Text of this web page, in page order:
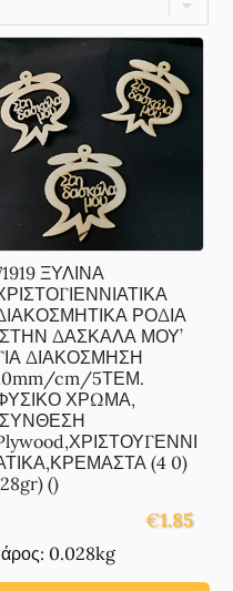
ΞΥΛΙΝΑ
ΡΟΔΙΑ
ΔΑΣΚΑΛΑ ΜΟΥ’
ΔΙΑΚΟΣΜΗΣΗ
cm/5ΤΕΜ.
ΧΡΩΜΑ,
(4 0)
()
€1.85
0.028kg